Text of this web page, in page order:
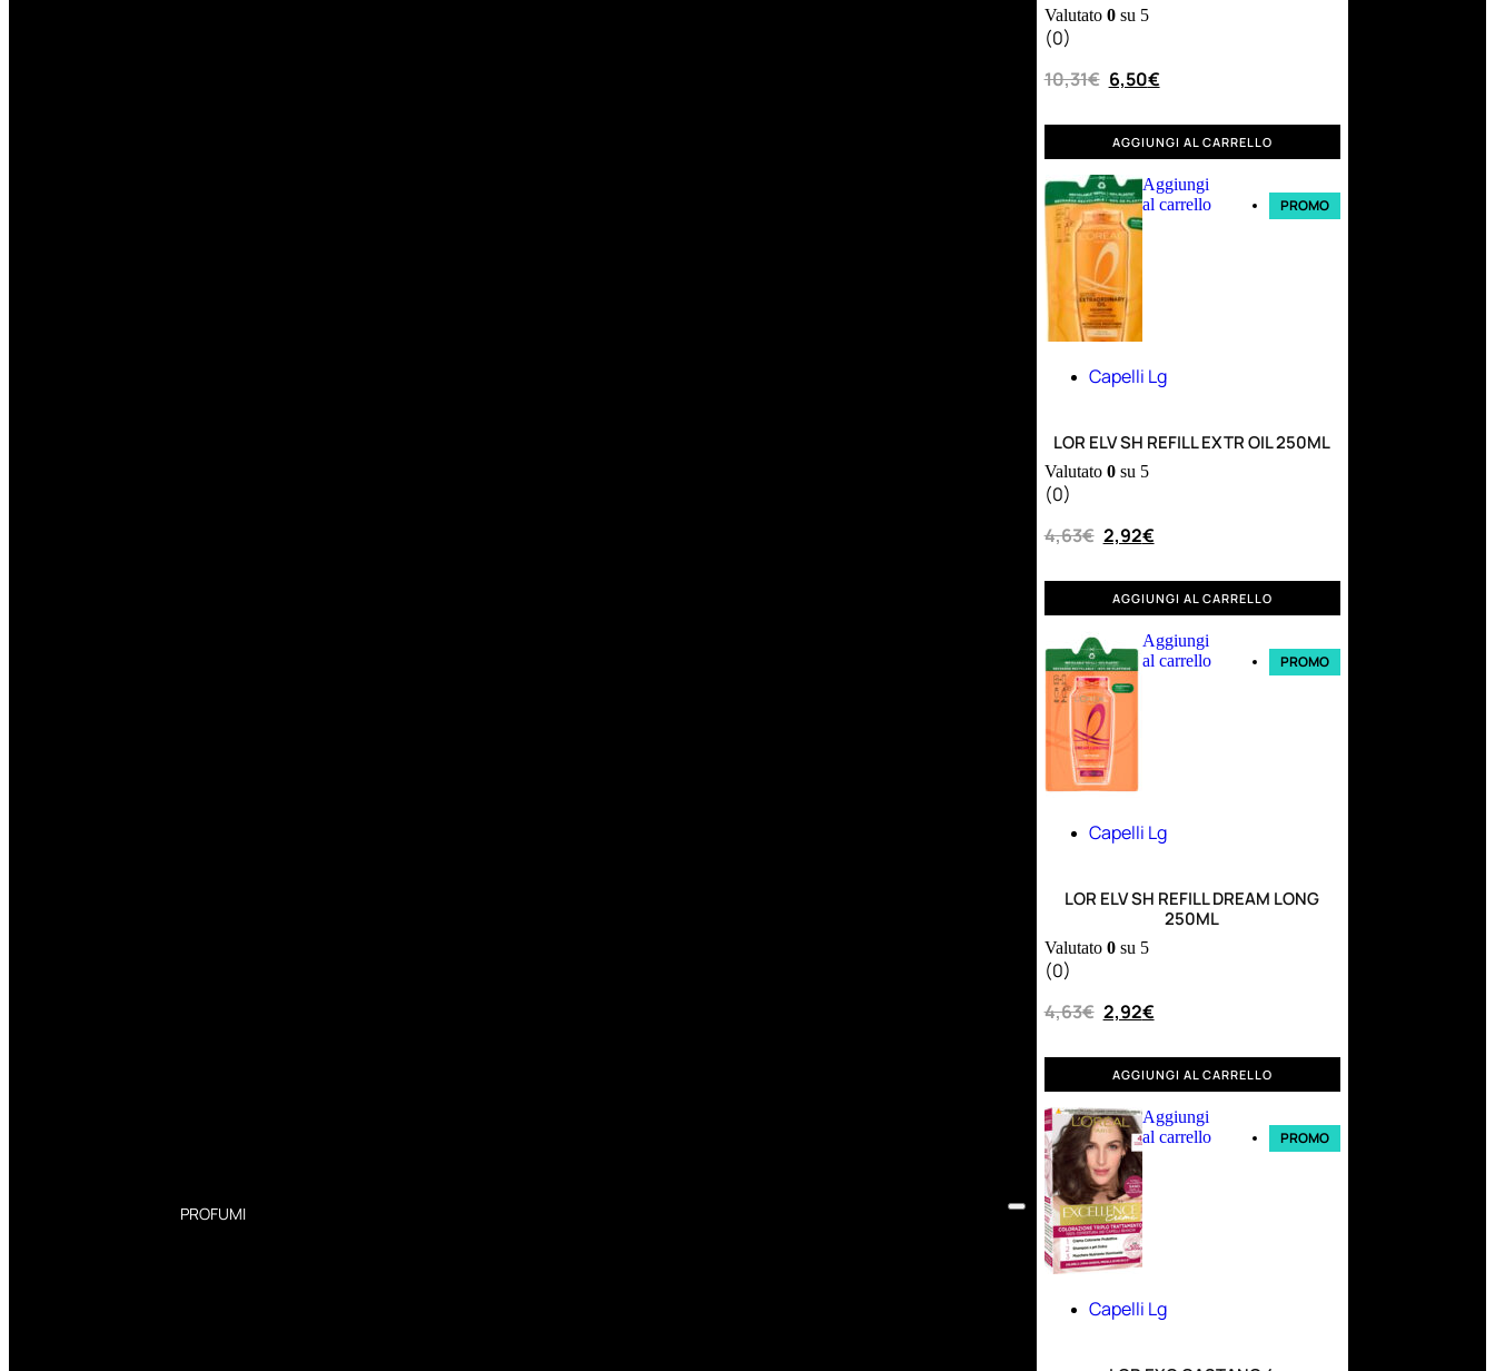
PROFUMI
Valutato 0su 5
(0)
10,31€ 6,50€
AGGIUNGI AL CARRELLO
Aggiungi
al carrello
PROMO
Capelli Lg
LOR ELV SH REFILL EXTR OIL 250ML
Valutato 0su 5
(0)
4,63€ 2,92€
AGGIUNGI AL CARRELLO
Aggiungi
al carrello
PROMO
Capelli Lg
LOR ELV SH REFILL DREAM LONG
250ML
Valutato 0su 5
(0)
4,63€ 2,92€
AGGIUNGI AL CARRELLO
Aggiungi
al carrello
PROMO
Capelli Lg